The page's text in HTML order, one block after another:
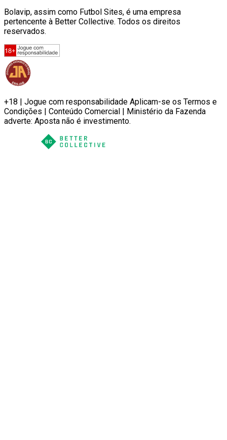
Bolavip, assim como Futbol Sites, é uma empresa
pertencente à Better Collective. Todos os direitos
reservados.
+18 | Jogue com responsabilidade Aplicam-se os Termos e
Condições | Conteúdo Comercial | Ministério da Fazenda
adverte: Aposta não é investimento.